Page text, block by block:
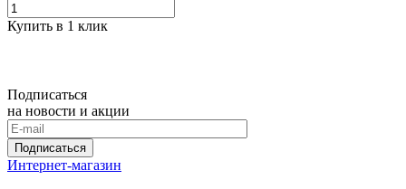
Купить в 1 клик
Подписаться
на новости и акции
Подписаться
Интернет-магазин